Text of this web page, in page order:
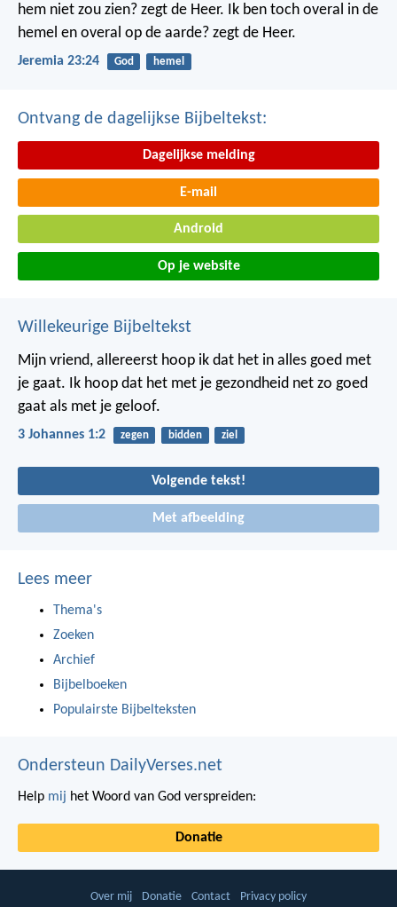
hem niet zou zien? zegt de Heer. Ik ben toch overal in de
hemel en overal op de aarde? zegt de Heer.
Jeremia 23:24 God hemel
Ontvang de dagelijkse Bijbeltekst:
Dagelijkse melding
E-mail
Android
Op je website
Willekeurige Bijbeltekst
Mijn vriend, allereerst hoop ik dat het in alles goed met
je gaat. Ik hoop dat het met je gezondheid net zo goed
gaat als met je geloof.
3 Johannes 1:2 zegen bidden ziel
Volgende tekst!
Met afbeelding
Lees meer
Thema's
Zoeken
Archief
Bijbelboeken
Populairste Bijbelteksten
Ondersteun DailyVerses.net
Help mij het Woord van God verspreiden:
Donatie
Over mij Donatie Contact Privacy policy